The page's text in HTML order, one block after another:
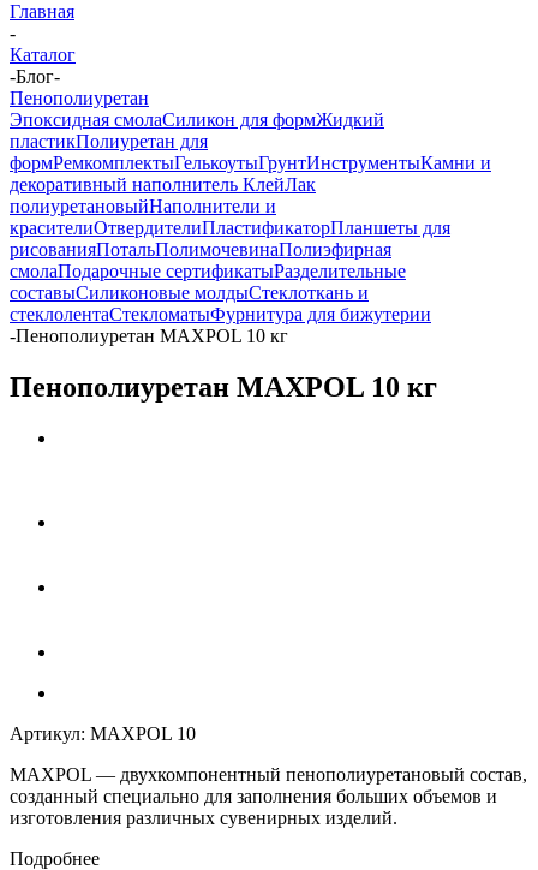
Главная
-
Каталог
-Блог-
Пенополиуретан
Эпоксидная смолаСиликон для формЖидкий
пластикПолиуретан для
формРемкомплектыГелькоутыГрунтИнструментыКамни и
декоративный наполнитель КлейЛак
полиуретановыйНаполнители и
красителиОтвердителиПластификаторПланшеты для
рисованияПотальПолимочевинаПолиэфирная
смолаПодарочные сертификатыРазделительные
составыСиликоновые молдыСтеклоткань и
стеклолентаСтекломатыФурнитура для бижутерии
-Пенополиуретан MAXPOL 10 кг
Пенополиуретан MAXPOL 10 кг
Артикул: MAXPOL 10
MAXPOL — двухкомпонентный пенополиуретановый состав,
созданный специально для заполнения больших объемов и
изготовления различных сувенирных изделий.
Подробнее